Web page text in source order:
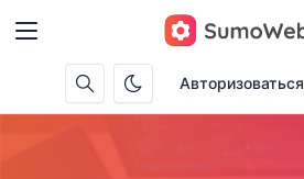
Авторизоваться